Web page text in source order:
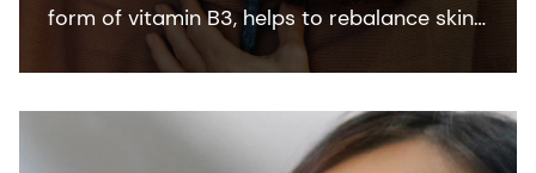
form of vitamin B3, helps to rebalance skin
pigmentation, refines pores and improves
and blue light damage.